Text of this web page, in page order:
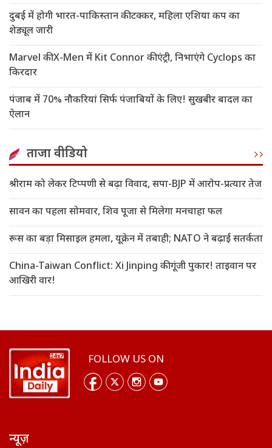
दुबई में होगी भारत-पाकिस्तान की टक्कर, महिला एशिया कप का
शेड्यूल जारी
Marvel की X-Men में Kit Connor की एंट्री, निभाएंगे Cyclops का
किरदार
पंजाब में 70% नौकरियां सिर्फ पंजाबियों के लिए! सुखबीर बादल का
ऐलान
ताजा वीडियो
श्रीराम को लेकर टिप्पणी से बढ़ा विवाद, सपा-BJP में आरोप-प्रत्यार तेज
सावन का पहला सोमवार, शिव पूजा से मिलेगा मनचाहा फल
रूस का बड़ा मिसाइल हमला, यूक्रेन में तबाही; NATO ने बढ़ाई सतर्कता
China-Taiwan Conflict: Xi Jinping की गूंजी पुकार! ताइवान पर
आखिरी वार!
FOLLOW US ON
न्यूज़